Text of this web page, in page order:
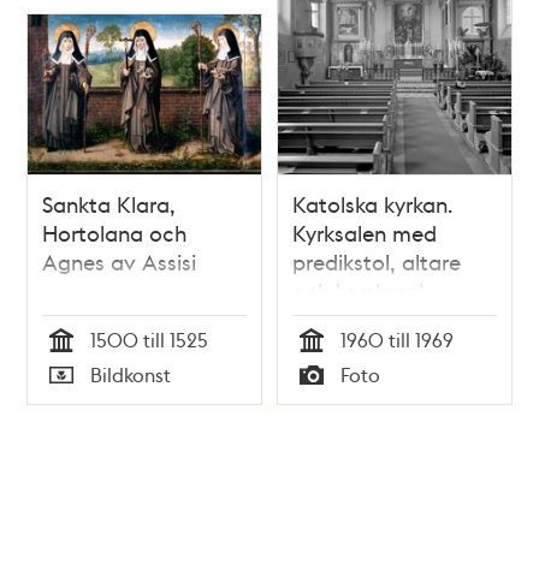
Sankta Klara,
Hortolana och
Agnes av Assisi
Tid
1500 till 1525
Typ
Bildkonst
Katolska kyrkan.
Kyrksalen med
predikstol, altare
och korskrank
Tid
1960 till 1969
Typ
Foto